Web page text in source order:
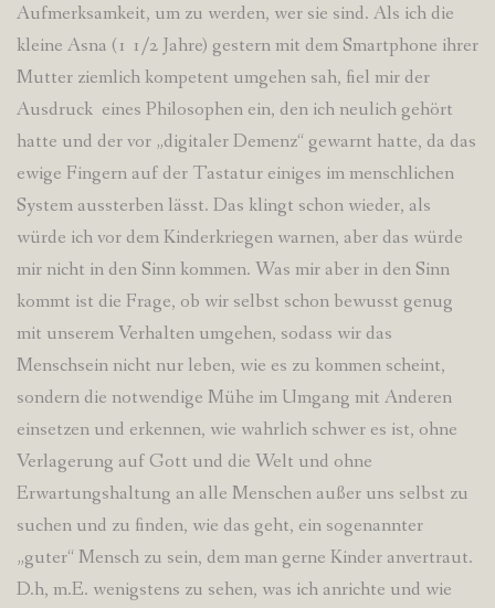
Aufmerksamkeit, um zu werden, wer sie sind. Als ich die
kleine Asna (1 1/2 Jahre) gestern mit dem Smartphone ihrer
Mutter ziemlich kompetent umgehen sah, fiel mir der
Ausdruck eines Philosophen ein, den ich neulich gehört
hatte und der vor „digitaler Demenz“ gewarnt hatte, da das
ewige Fingern auf der Tastatur einiges im menschlichen
System aussterben lässt. Das klingt schon wieder, als
würde ich vor dem Kinderkriegen warnen, aber das würde
mir nicht in den Sinn kommen. Was mir aber in den Sinn
kommt ist die Frage, ob wir selbst schon bewusst genug
mit unserem Verhalten umgehen, sodass wir das
Menschsein nicht nur leben, wie es zu kommen scheint,
sondern die notwendige Mühe im Umgang mit Anderen
einsetzen und erkennen, wie wahrlich schwer es ist, ohne
Verlagerung auf Gott und die Welt und ohne
Erwartungshaltung an alle Menschen außer uns selbst zu
suchen und zu finden, wie das geht, ein sogenannter
„guter“ Mensch zu sein, dem man gerne Kinder anvertraut.
D.h, m.E. wenigstens zu sehen, was ich anrichte und wie